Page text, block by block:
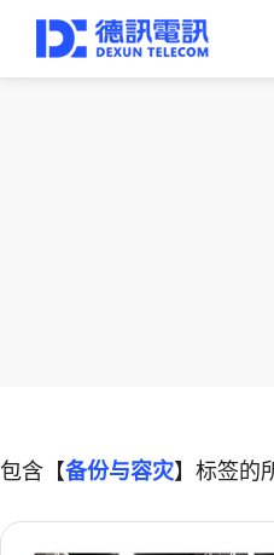
包含【备份与容灾】标签的